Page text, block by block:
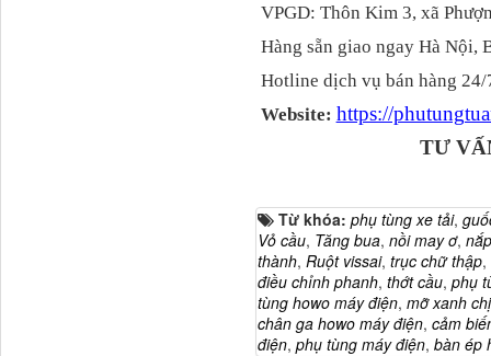
VPGD: Thôn Kim 3, xã
Hàng sẵn giao ngay Hà Nội,
Hotline dịch vụ bán hàng 24/
Website: https://
TƯ VẤN MIỄN
Từ khóa: phụ tùng xe tải,
Vỏ cầu, Tăng bua, nồi may ơ,
thành, Ruột vissai, trục chữ thập,
điều chỉnh phanh, thớt cầu, phụ
tùng howo máy điện, mỡ xanh
chân ga howo máy điện, cảm
điện, phụ tùng máy điện, bàn ép